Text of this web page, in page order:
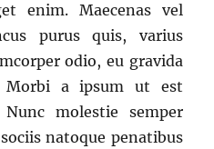
enim. Maecenas vel
purus quis, varius
odio, eu gravida
Morbi a ipsum ut est
molestie semper
natoque penatibus